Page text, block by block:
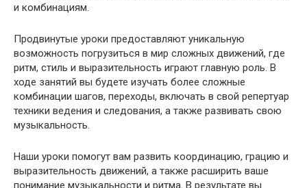
и комбинациям.
Продвинутые уроки предоставляют уникальную
возможность погрузиться в мир сложных движений, где
ритм, стиль и выразительность играют главную роль. В
ходе занятий вы будете изучать более сложные
комбинации шагов, переходы, включать в свой репертуар
техники ведения и следования, а также развивать свою
музыкальность.
Наши уроки помогут вам развить координацию, грацию и
выразительность движений, а также расширить ваше
понимание музыкальности и ритма. В результате вы